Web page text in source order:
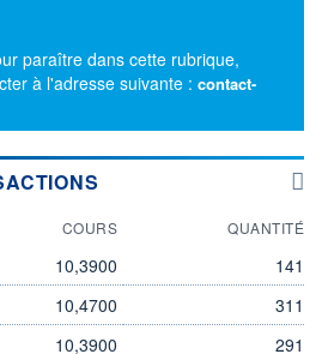
paraître dans cette rubrique,
à l'adresse suivante : contact-
COURS QUANTITÉ
10,3900
141
10,4700
311
10,3900 291